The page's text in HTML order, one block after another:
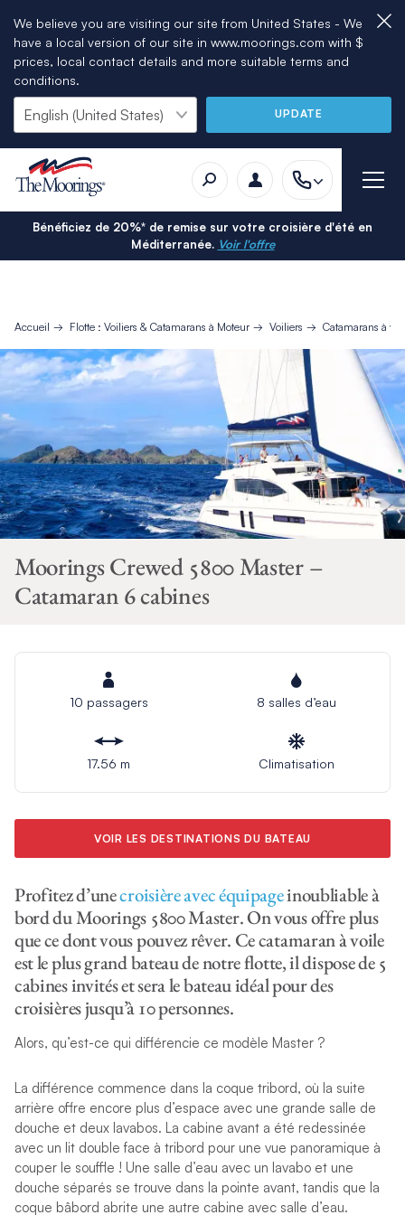
We believe you are visiting our site from United States - We
have a local version of our site in www.moorings.com with $
prices, local contact details and more suitable terms and
conditions.
UPDATE
Bénéficiez de 20%* de remise sur votre croisière d'été en
Méditerranée. Voir l'offre
Accueil Flotte : Voiliers & Catamarans à Moteur Voiliers Catamarans à
Moorings Crewed 5800 Master –
Catamaran 6 cabines
10 passagers 8 salles d’eau
17.56 m Climatisation
VOIR LES DESTINATIONS DU BATEAU
Profitez d’unecroisière avec équipageinoubliable à
bord du Moorings 5800 Master. On vous offre plus
que ce dont vous pouvez rêver. Ce catamaran à voile
est le plus grand bateau de notre flotte, il dispose de 5
cabines invités et sera le bateau idéal pour des
croisières jusqu’à 10 personnes.
Alors, qu’est-ce qui différencie ce modèle Master ?
La différence commence dans la coque tribord, où la suite
arrière offre encore plus d’espace avec une grande salle de
douche et deux lavabos. La cabine avant a été redessinée
avec un lit double face à tribord pour une vue panoramique à
couper le souffle ! Une salle d’eau avec un lavabo et une
douche séparés se trouve dans la pointe avant, tandis que la
coque bâbord abrite une autre cabine avec salle d’eau.